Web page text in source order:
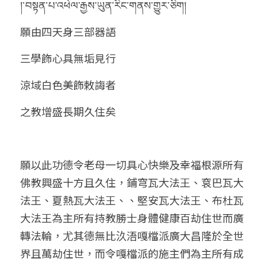
།་བསྟན་པ་འཕེལ་རྒྱས་ཡུན་རིང་གནས་གྱུར་ཅིག།
願由四天身三部器語
三學飾心具無垢見行
涼域白色美飾敕誨者
之教增盛長期久住矣
願以此功德令老母一切具心快樂及幸福根源所有
佛教興盛十方且久住，鋪穹瓦大法王、袞巴瓦大
法王、夏熱瓦大法王、、堅安瓦大法王、布杜瓦
大法王為主所有持教勝士身體健康百劫住世而廣
轉法輪，尤其德無比汣浯嘎檔派廣大昌隆於全世
界且萬劫住世，而令嘎檔派的施主們為主所有成